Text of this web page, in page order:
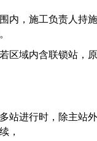
内，施工负责人持
区域内含联锁站，
站进行时，除主站
，